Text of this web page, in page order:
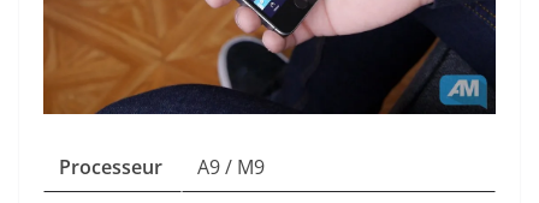
Processeur
A9 / M9